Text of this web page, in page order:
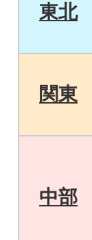
東北
関東
中部